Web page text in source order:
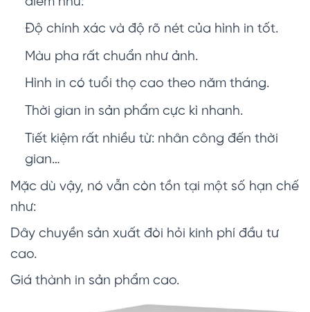
Độ chính xác và độ rõ nét của hình in tốt.
Màu pha rất chuẩn như ảnh.
Hình in có tuổi thọ cao theo năm tháng.
Thời gian in sản phẩm cực kì nhanh.
Tiết kiệm rất nhiều từ: nhân công đến thời
gian…
Mặc dù vậy, nó vẫn còn tồn tại một số hạn chế
như:
Dây chuyền sản xuất đòi hỏi kinh phí đầu tư
cao.
Giá thành in sản phẩm cao.